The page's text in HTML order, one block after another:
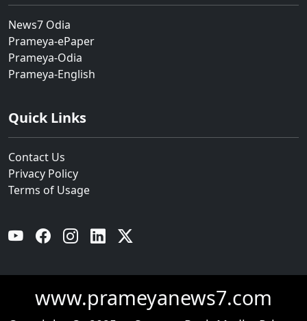
News7 Odia
Prameya-ePaper
Prameya-Odia
Prameya-English
Quick Links
Contact Us
Privacy Policy
Terms of Usage
YouTube Facebook Instagram Linkedin
www.prameyanews7.com